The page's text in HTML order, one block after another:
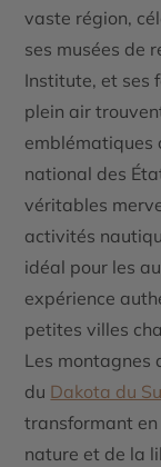
vaste région,
ses musées de
Institute, et ses
plein air
emblématiques
national des
véritables
activités
idéal pour les
expérience
petites villes
Les montagnes
du Dakota du
transformant
nature et de la